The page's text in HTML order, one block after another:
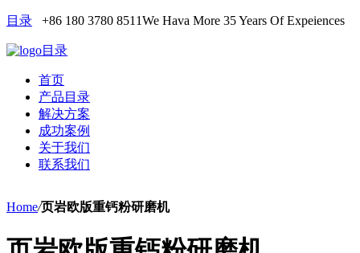
目录 +86 180 3780 8511We Hava More 35 Years Of Expeiences
目录
首页
产品目录
解决方案
成功案例
关于我们
联系我们
Home/页岩欧版重钙粉研磨机